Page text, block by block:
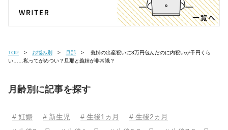
TOP お悩み別 旦那
い……私ってがめつい？旦那と義姉が非常識？
月齢別に記事を探す
# 妊娠 # 新生児 # 生後1ヵ月
# 生後2ヵ月